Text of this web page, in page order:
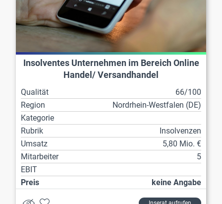
Insolventes Unternehmen im Bereich Online
Handel/ Versandhandel
Qualität
66/100
Region
Nordrhein-Westfalen (DE)
Kategorie
Rubrik
Insolvenzen
Umsatz
5,80 Mio. €
Mitarbeiter
5
EBIT
Preis
keine Angabe